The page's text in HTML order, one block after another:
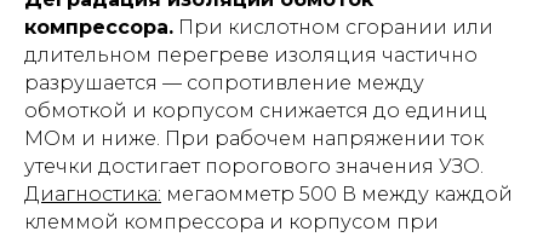
компрессора. При кислотном сгорании или
длительном перегреве изоляция частично
разрушается — сопротивление между
обмоткой и корпусом снижается до единиц
МОм и ниже. При рабочем напряжении ток
утечки достигает порогового значения УЗО.
Диагностика: мегаомметр 500 В между каждой
клеммой компрессора и корпусом при